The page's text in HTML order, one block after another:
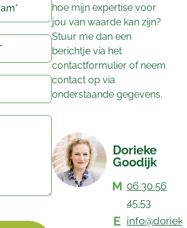
hoe mijn expertise voor
jou van waarde kan zijn?
Stuur me dan een
berichtje via het
contactformulier of neem
contact op via
onderstaande gegevens.
Dorieke
Goodijk
06 30 56
45 53